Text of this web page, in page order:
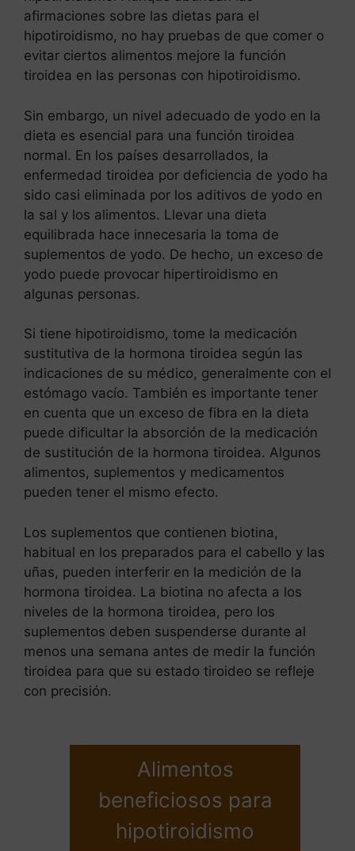
afirmaciones sobre las dietas para el
hipotiroidismo, no hay pruebas de que comer o
evitar ciertos alimentos mejore la función
tiroidea en las personas con hipotiroidismo.
Sin embargo, un nivel adecuado de yodo en la
dieta es esencial para una función tiroidea
normal. En los países desarrollados, la
enfermedad tiroidea por deficiencia de yodo ha
sido casi eliminada por los aditivos de yodo en
la sal y los alimentos. Llevar una dieta
equilibrada hace innecesaria la toma de
suplementos de yodo. De hecho, un exceso de
yodo puede provocar hipertiroidismo en
algunas personas.
Si tiene hipotiroidismo, tome la medicación
sustitutiva de la hormona tiroidea según las
indicaciones de su médico, generalmente con el
estómago vacío. También es importante tener
en cuenta que un exceso de fibra en la dieta
puede dificultar la absorción de la medicación
de sustitución de la hormona tiroidea. Algunos
alimentos, suplementos y medicamentos
pueden tener el mismo efecto.
Los suplementos que contienen biotina,
habitual en los preparados para el cabello y las
uñas, pueden interferir en la medición de la
hormona tiroidea. La biotina no afecta a los
niveles de la hormona tiroidea, pero los
suplementos deben suspenderse durante al
menos una semana antes de medir la función
tiroidea para que su estado tiroideo se refleje
con precisión.
Alimentos
beneficiosos para
hipotiroidismo